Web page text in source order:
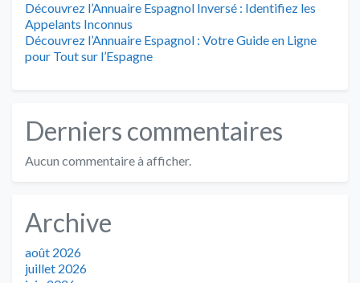
Découvrez l’Annuaire Espagnol Inversé : Identifiez les
Appelants Inconnus
Découvrez l’Annuaire Espagnol : Votre Guide en Ligne
pour Tout sur l’Espagne
Derniers commentaires
Aucun commentaire à afficher.
Archive
août 2026
juillet 2026